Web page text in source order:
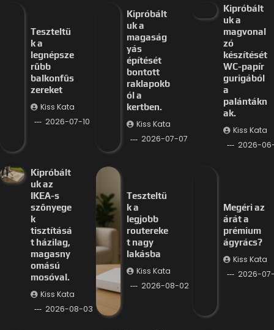
Teszteltü
k a
legnépsze
rűbb
balkonfűs
zereket
Kiss Kata
2026-07-10
Kipróbált
uk a
magaság
yás
építését
bontott
raklapokb
ól a
kertben.
Kiss Kata
2026-07-07
Kipróbált
uk a
magvonal
zó
készítését
WC-papír
gurigából
a
palántákn
ak.
Kiss Kata
2026-
Kipróbált
uk az
IKEA-s
szőnyege
k
tisztításá
t házilag,
magasny
omású
mosóval.
Kiss Kata
2026-08-03
Teszteltü
k a
legjobb
routereke
t nagy
lakásba
Kiss Kata
2026-08-02
Megéri az
árát a
prémium
ágyrács?
Kiss Kata
2026-